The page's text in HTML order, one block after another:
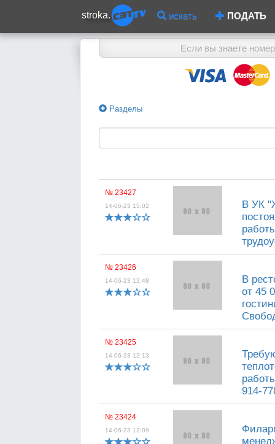
stroka. искать ПОДАТЬ
Если вы знаете
Разделы
№ 23427
14-06-23 15:02
В УК
№ 23426
14-06-23 12:48
В
от 45
№ 23425
14-06-23 12:13
914-
№ 23424
14-06-23 12:09